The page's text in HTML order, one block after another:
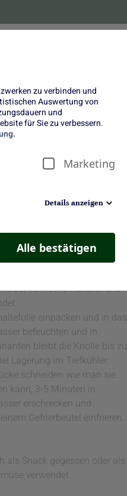
zu verbinden und
Auswertung von
und
für Sie zu verbessern.
Marketing
Details anzeigen
Alle bestätigen
und Ostasien war er schon
und Südafrika zu finden.
Oktober bis Mai kommt er
der römische Fenchel und
einpacken und in das
befeuchten und in
bleibt die Knolle bis zu
Lagerung im Tiefkühler:
schneiden wie man sie
kann, 3-5 Minuten in
erschrecken und
Gefrierbeutel einfrieren.
Snack gegessen oder als
verwendet.